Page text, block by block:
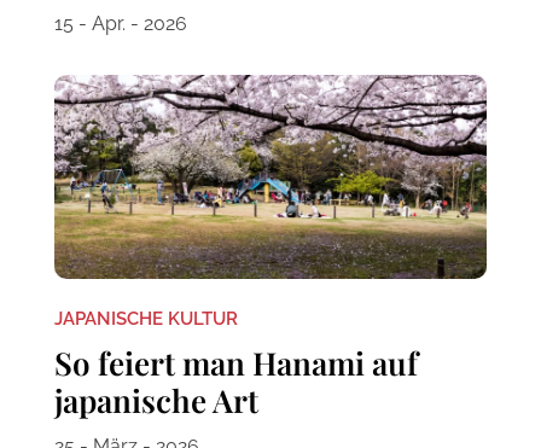
15 - Apr. - 2026
JAPANISCHE KULTUR
So feiert man Hanami auf
japanische Art